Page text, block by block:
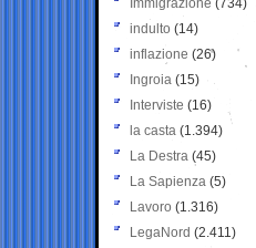
Immigrazione (734)
indulto (14)
inflazione (26)
Ingroia (15)
Interviste (16)
la casta (1.394)
La Destra (45)
La Sapienza (5)
Lavoro (1.316)
LegaNord (2.411)